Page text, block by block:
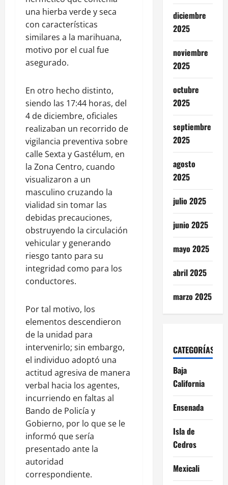
una hierba verde y seca
con características
similares a la marihuana,
motivo por el cual fue
asegurado.
En otro hecho distinto,
siendo las 17:44 horas, del
4 de diciembre, oficiales
realizaban un recorrido de
vigilancia preventiva sobre
calle Sexta y Gastélum, en
la Zona Centro, cuando
visualizaron a un
masculino cruzando la
vialidad sin tomar las
debidas precauciones,
obstruyendo la circulación
vehicular y generando
riesgo tanto para su
integridad como para los
conductores.
Por tal motivo, los
elementos descendieron
de la unidad para
intervenirlo; sin embargo,
el individuo adoptó una
actitud agresiva de manera
verbal hacia los agentes,
incurriendo en faltas al
Bando de Policía y
Gobierno, por lo que se le
informó que sería
presentado ante la
autoridad
correspondiente.
diciembre
2025
noviembre
2025
octubre
2025
septiembre
2025
agosto
2025
julio 2025
junio 2025
mayo 2025
abril 2025
marzo 2025
CATEGORÍAS
Baja
California
Ensenada
Isla de
Cedros
Mexicali